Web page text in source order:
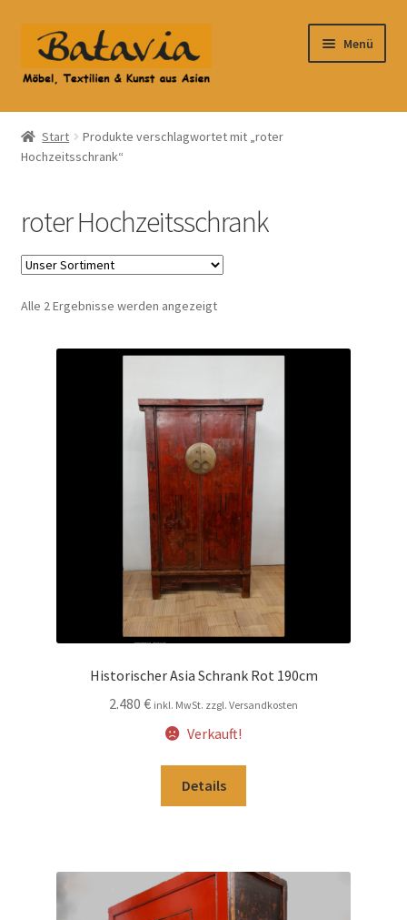
Zur
Navigation
springen
Zum
Inhalt
springen
Menü
Start
Accessoires
Anfahrt
Datenschutzbelehrung
Datenschutzerklärung
Mein Konto
Versandkosten und Zahlungsbedingungen
Start
Produkte verschlagwortet mit „roter
Hochzeitsschrank“
roter Hochzeitsschrank
Alle 2 Ergebnisse werden angezeigt
Historischer Asia Schrank Rot 190cm
2.480 € inkl. MwSt. zzgl. Versandkosten
Verkauft!
Details